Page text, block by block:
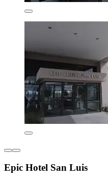
Epic Hotel San Luis